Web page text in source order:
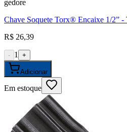
gedore
Chave Soquete Torx® Encaixe 1/2” -
R$ 26,39
- 1 +
Adicionar
Em estoque